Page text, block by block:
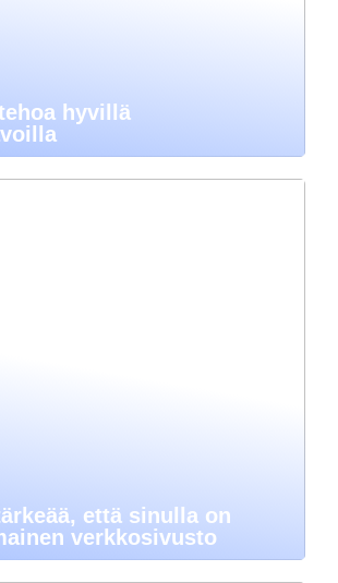
hyvillä
että sinulla on
verkkosivusto